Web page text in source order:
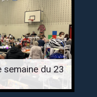
semaine du 23